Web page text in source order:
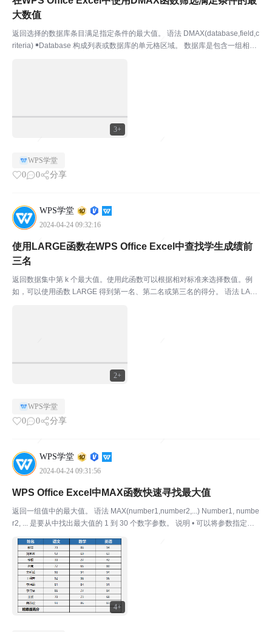
3+
大数值
返回选择的数据库条目满足指定条件的最大值。 语法 DMAX(database,field,c
riteria) ￭Database 构成列表或数据库的单元格区域。 数据库是包含一组相关
WPS学堂
0 0 分享
WPS学堂
2024-04-24 09:32:16
2+
使用LARGE函数在WPS Office Excel中查找学生成绩前
三名
返回数据集中第 k 个最大值。使用此函数可以根据相对标准来选择数值。例
如，可以使用函数 LARGE 得到第一名、第二名或第三名的得分。 语法 LAR
WPS学堂
0 0 分享
WPS学堂
2024-04-24 09:31:56
4+
WPS Office Excel中MAX函数快速寻找最大值
返回一组值中的最大值。 语法 MAX(number1,number2,...) Number1, numbe
r2, ... 是要从中找出最大值的 1 到 30 个数字参数。 说明 • 可以将参数指定为